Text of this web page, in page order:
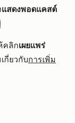
แสดงพอดแคสต์
คลิกเผยแพร่
กี่ยวกับการเพิ่ม